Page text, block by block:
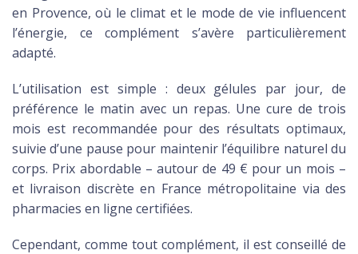
en Provence, où le climat et le mode de vie influencent
l’énergie, ce complément s’avère particulièrement
adapté.
L’utilisation est simple : deux gélules par jour, de
préférence le matin avec un repas. Une cure de trois
mois est recommandée pour des résultats optimaux,
suivie d’une pause pour maintenir l’équilibre naturel du
corps. Prix abordable – autour de 49 € pour un mois –
et livraison discrète en France métropolitaine via des
pharmacies en ligne certifiées.
Cependant, comme tout complément, il est conseillé de